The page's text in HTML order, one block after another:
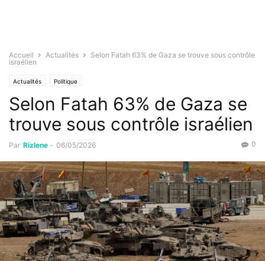
Accueil Actualités
Selon Fatah 63% de Gaza se trouve sous contrôle
israélien
Actualités Politique
Selon Fatah 63% de Gaza se
trouve sous contrôle israélien
Par Rizlene - 06/05/2026 0